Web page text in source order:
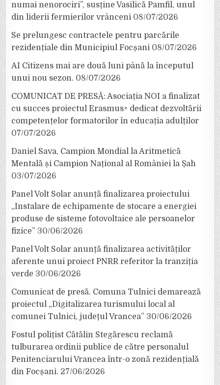
numai nenorociri”, susține Vasilică Pamfil, unul
din liderii fermierilor vrânceni 08/07/2026
Se prelungesc contractele pentru parcările
rezidențiale din Municipiul Focșani 08/07/2026
AI Citizens mai are două luni până la începutul
unui nou sezon. 08/07/2026
COMUNICAT DE PRESĂ: Asociația NOI a finalizat
cu succes proiectul Erasmus+ dedicat dezvoltării
competențelor formatorilor în educația adulților
07/07/2026
Daniel Sava, Campion Mondial la Aritmetică
Mentală și Campion Național al României la Șah
03/07/2026
Panel Volt Solar anunță finalizarea proiectului
„Instalare de echipamente de stocare a energiei
produse de sisteme fotovoltaice ale persoanelor
fizice” 30/06/2026
Panel Volt Solar anunță finalizarea activităților
aferente unui proiect PNRR referitor la tranziția
verde 30/06/2026
Comunicat de presă. Comuna Tulnici demarează
proiectul „Digitalizarea turismului local al
comunei Tulnici, județul Vrancea” 30/06/2026
Fostul polițist Cătălin Stegărescu reclamă
tulburarea ordinii publice de către personalul
Penitenciarului Vrancea într-o zonă rezidențială
din Focșani. 27/06/2026